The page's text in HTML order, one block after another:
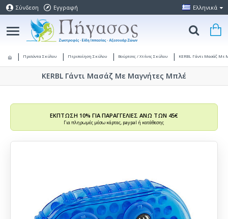
Σύνδεση Εγγραφή Ελληνικά
Προϊόντα Σκύλου Περιποίηση Σκύλου Βούρτσες / Χτένες Σκύλου KERBL Γάντι Μασάζ Με
KERBL Γάντι Μασάζ Με Μαγνήτες Μπλέ
ΕΚΠΤΩΣΗ 10% ΓΙΑ ΠΑΡΑΓΓΕΛΙΕΣ ΑΝΩ ΤΩΝ 45€
Για πληρωμές μέσω κάρτας, paypal ή κατάθεσης